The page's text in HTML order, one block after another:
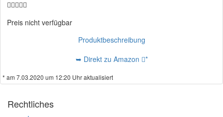
Preis nicht verfügbar
Produktbeschreibung
➥ Direkt zu Amazon
*
* am 7.03.2020 um 12:20 Uhr aktualisiert
Rechtliches